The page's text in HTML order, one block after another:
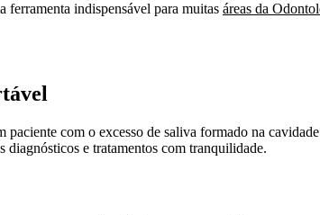
ferramenta indispensável para muitas áreas da
paciente com o excesso de saliva formado na
diagnósticos e tratamentos com tranquilidade.